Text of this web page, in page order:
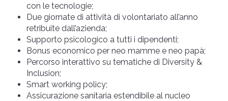
con le tecnologie;
Due giornate di attività di volontariato all’anno
retribuite dall’azienda;
Supporto psicologico a tutti i dipendenti;
Bonus economico per neo mamme e neo papà;
Percorso interattivo su tematiche di Diversity &
Inclusion;
Smart working policy;
Assicurazione sanitaria estendibile al nucleo